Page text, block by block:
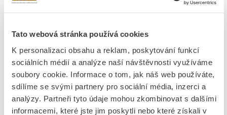
Tato webová stránka používá cookies
K personalizaci obsahu a reklam, poskytování funkcí
sociálních médií a analýze naší návštěvnosti využíváme
soubory cookie. Informace o tom, jak náš web používáte,
sdílíme se svými partnery pro sociální média, inzerci a
analýzy. Partneři tyto údaje mohou zkombinovat s dalšími
informacemi, které jste jim poskytli nebo které získali v
Přidat k porovnání
EATON SET ventilační CPAD-00/216 RF bezdrátový
230V/10A IP20
EAN
9010238033559
Kód výrobce
193731
Značka
EATON